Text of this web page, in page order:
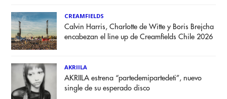
CREAMFIELDS
Calvin Harris, Charlotte de Witte y Boris Brejcha
encabezan el line up de Creamfields Chile 2026
AKRIILA
AKRIILA estrena “partedemipartedeti”, nuevo
single de su esperado disco